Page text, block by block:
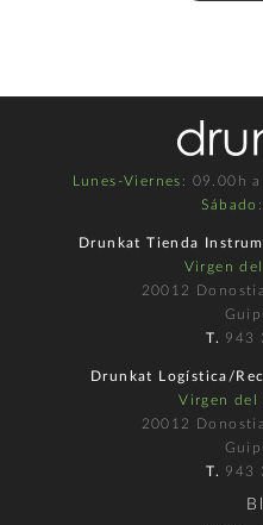
Lunes-Viernes : 09.00h
Sábado
Drunkat Tienda
Virgen
20012
T. 943
Drunkat Logística/
Virgen del
20012
T. 943